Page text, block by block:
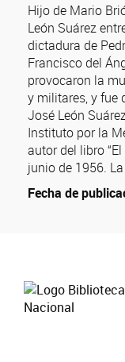
Hijo de Mario
León Suárez
dictadura de
Francisco del
provocaron la
y militares, y fue
José León
Instituto por la
autor del libro
junio de 1956.
Fecha de